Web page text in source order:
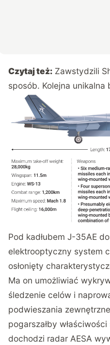
Czytaj też: Zawstydzili
sposób. Kolejna unikalna
Pod kadłubem J-35AE
elektrooptyczny system
osłonięty
Ma on umożliwiać
śledzenie celów i
podwieszania
pogarszałby
dochodzi radar AESA